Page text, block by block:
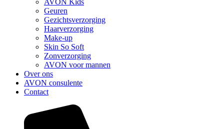
AVON Kids
Geuren
Gezichtsverzorging
Haarverzorging
Make-up
Skin So Soft
Zonverzorging
AVON voor mannen
Over ons
AVON consulente
Contact